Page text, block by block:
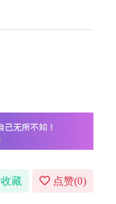
收藏 点赞(0)